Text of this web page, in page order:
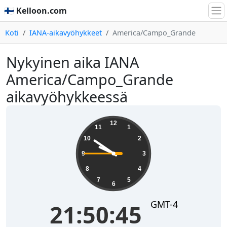
🇫🇮 Kelloon.com
Koti IANA-aikavyöhykkeet America/Campo_Grande
Nykyinen aika IANA
America/Campo_Grande
aikavyöhykkeessä
12
1
2
3
4
5
6
7
8
9
10
11
21:50:45 GMT-4